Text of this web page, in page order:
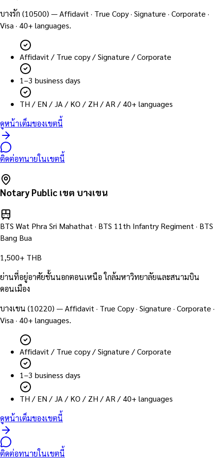
บางรัก (10500) — Affidavit · True Copy · Signature · Corporate ·
Visa · 40+ languages.
Affidavit / True copy / Signature / Corporate
1–3 business days
TH / EN / JA / KO / ZH / AR / 40+ languages
ดูหน้าเต็มของเขตนี้
ติดต่อทนายในเขตนี้
Notary Public เขต บางเขน
BTS Wat Phra Sri Mahathat · BTS 11th Infantry Regiment · BTS
Bang Bua
1,500+ THB
ย่านที่อยู่อาศัยชั้นนอกตอนเหนือ ใกล้มหาวิทยาลัยและสนามบิน
ดอนเมือง
บางเขน (10220) — Affidavit · True Copy · Signature · Corporate ·
Visa · 40+ languages.
Affidavit / True copy / Signature / Corporate
1–3 business days
TH / EN / JA / KO / ZH / AR / 40+ languages
ดูหน้าเต็มของเขตนี้
ติดต่อทนายในเขตนี้